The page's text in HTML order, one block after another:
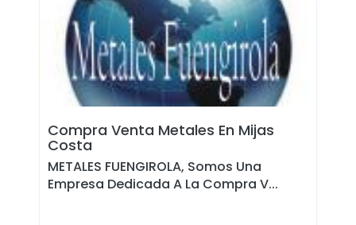
Compra Venta Metales En Mijas
Costa
METALES FUENGIROLA, Somos Una
Empresa Dedicada A La Compra V...